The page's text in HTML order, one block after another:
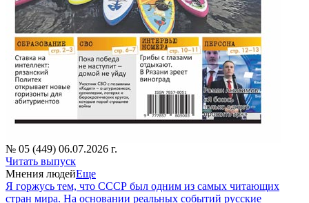
№ 05 (449) 06.07.2026 г.
Читать выпуск
Мнения людейЕще
Я горжусь тем, что СССР был одним из самых читающих
стран мира. На основании реальных событий русские